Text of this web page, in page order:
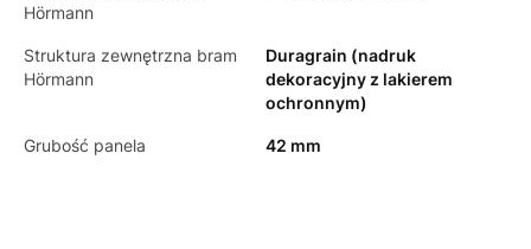
Hörmann
Struktura zewnętrzna bram
Hörmann
Duragrain (nadruk
dekoracyjny z lakierem
ochronnym)
Grubość panela 42 mm